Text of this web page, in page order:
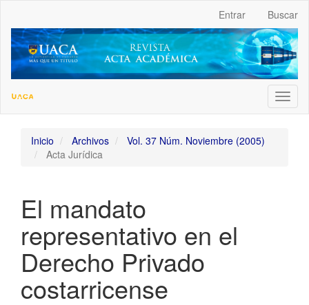
##plugins.themes.bootstrap3.accessible_menu.main_content##
##plugins.themes.bootstrap3.accessible_menu.sidebar##
Entrar Buscar
Inicio Archivos
Vol. 37 Núm. Noviembre (2005)
Acta Jurídica
El mandato
representativo en el
Derecho Privado
costarricense